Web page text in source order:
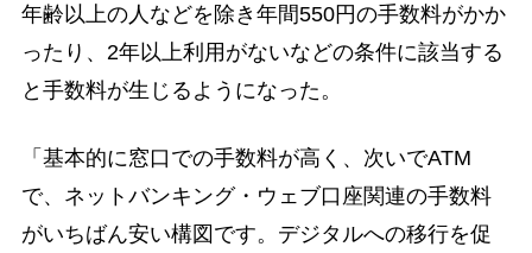
年齢以上の人などを除き年間550円の手数料がかか
ったり、2年以上利用がないなどの条件に該当する
と手数料が生じるようになった。
「基本的に窓口での手数料が高く、次いでATM
で、ネットバンキング・ウェブ口座関連の手数料
がいちばん安い構図です。デジタルへの移行を促